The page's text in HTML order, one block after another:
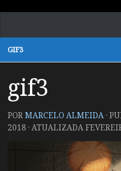
GIF3
gif3
PORMARCELO ALMEIDA ·
2018 · ATUALIZADA